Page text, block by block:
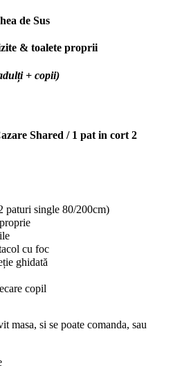
de Sus
& toalete proprii
+ copii)
Shared / 1 pat in cort 2
paturi single 80/200cm)
cu foc
ghidată
copil
masa, si se poate comanda, sau